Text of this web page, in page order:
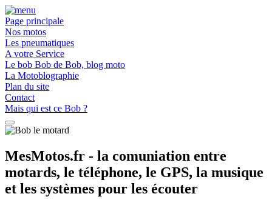
Page principale
Nos motos
Les pneumatiques
A votre Service
Le bob Bob de Bob, blog moto
La Motoblographie
Plan du site
Contact
Mais qui est ce Bob ?
MesMotos.fr - la comuniation entre
motards, le téléphone, le GPS, la musique
et les systèmes pour les écouter